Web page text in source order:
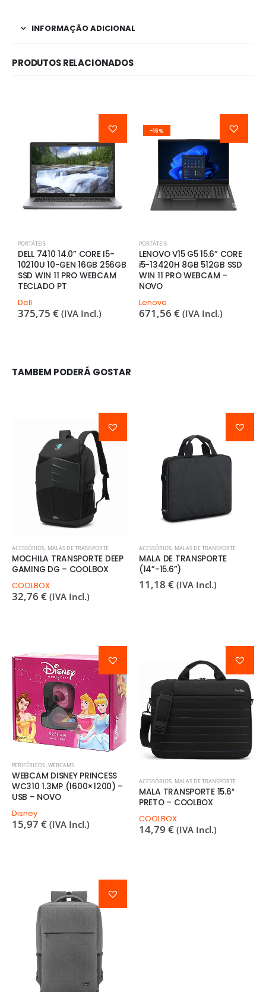
INFORMAÇÃO ADICIONAL
PRODUTOS RELACIONADOS
PORTÁTEIS
DELL 7410 14.0” CORE I5-
10210U 10-GEN 16GB 256GB
SSD WIN 11 PRO WEBCAM
TECLADO PT
Dell
375,75 € (IVA Incl.)
-16%
PORTÁTEIS
LENOVO V15 G5 15.6” CORE
i5-13420H 8GB 512GB SSD
WIN 11 PRO WEBCAM –
NOVO
Lenovo
671,56 € (IVA Incl.)
TAMBEM PODERÁ GOSTAR
ACESSÓRIOS, MALAS DE TRANSPORTE
MOCHILA TRANSPORTE DEEP
GAMING DG – COOLBOX
COOLBOX
32,76 € (IVA Incl.)
ACESSÓRIOS, MALAS DE TRANSPORTE
MALA DE TRANSPORTE
(14”-15.6”)
11,18 € (IVA Incl.)
PERIFÉRICOS,WEBCAMS
WEBCAM DISNEY PRINCESS
WC310 1.3MP (1600×1200) –
USB – NOVO
Disney
15,97 € (IVA Incl.)
ACESSÓRIOS, MALAS DE TRANSPORTE
MALA TRANSPORTE 15.6″
PRETO – COOLBOX
COOLBOX
14,79 € (IVA Incl.)